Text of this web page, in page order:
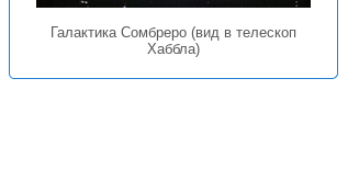
Галактика Сомбреро (вид в телескоп
Хаббла)